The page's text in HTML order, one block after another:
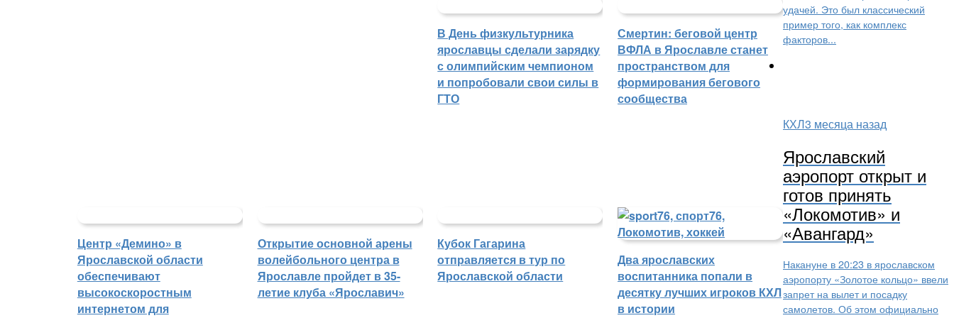
В День физкультурника
ярославцы сделали зарядку
с олимпийским чемпионом
и попробовали свои силы в
ГТО
Смертин: беговой центр
ВФЛА в Ярославле станет
пространством для
формирования бегового
сообщества
Центр «Демино» в
Ярославской области
обеспечивают
высокоскоростным
интернетом для
Открытие основной арены
волейбольного центра в
Ярославле пройдет в 35-
летие клуба «Ярославич»
Кубок Гагарина
отправляется в тур по
Ярославской области
Два ярославских
воспитанника попали в
десятку лучших игроков КХЛ
в истории
удачей. Это был классический
пример того, как комплекс
факторов...
КХЛ3 месяца назад
Ярославский
аэропорт открыт и
готов принять
«Локомотив» и
«Авангард»
Накануне в 20:23 в ярославском
аэропорту «Золотое кольцо» ввели
запрет на вылет и посадку
самолетов. Об этом официально